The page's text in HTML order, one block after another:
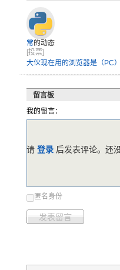
常的动态
[投票]
大伙现在用的浏览器是（PC
留言板
我的留言：
匿名身份
发表留言
请 登录 后发表评论。还